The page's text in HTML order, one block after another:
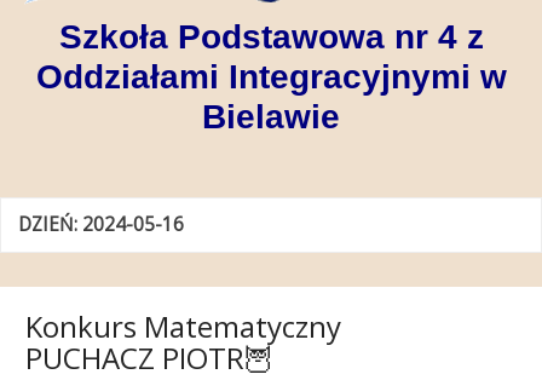
Szkoła Podstawowa nr 4 z
Oddziałami Integracyjnymi w
Bielawie
DZIEŃ: 2024-05-16
Konkurs Matematyczny
PUCHACZ PIOTR🦉